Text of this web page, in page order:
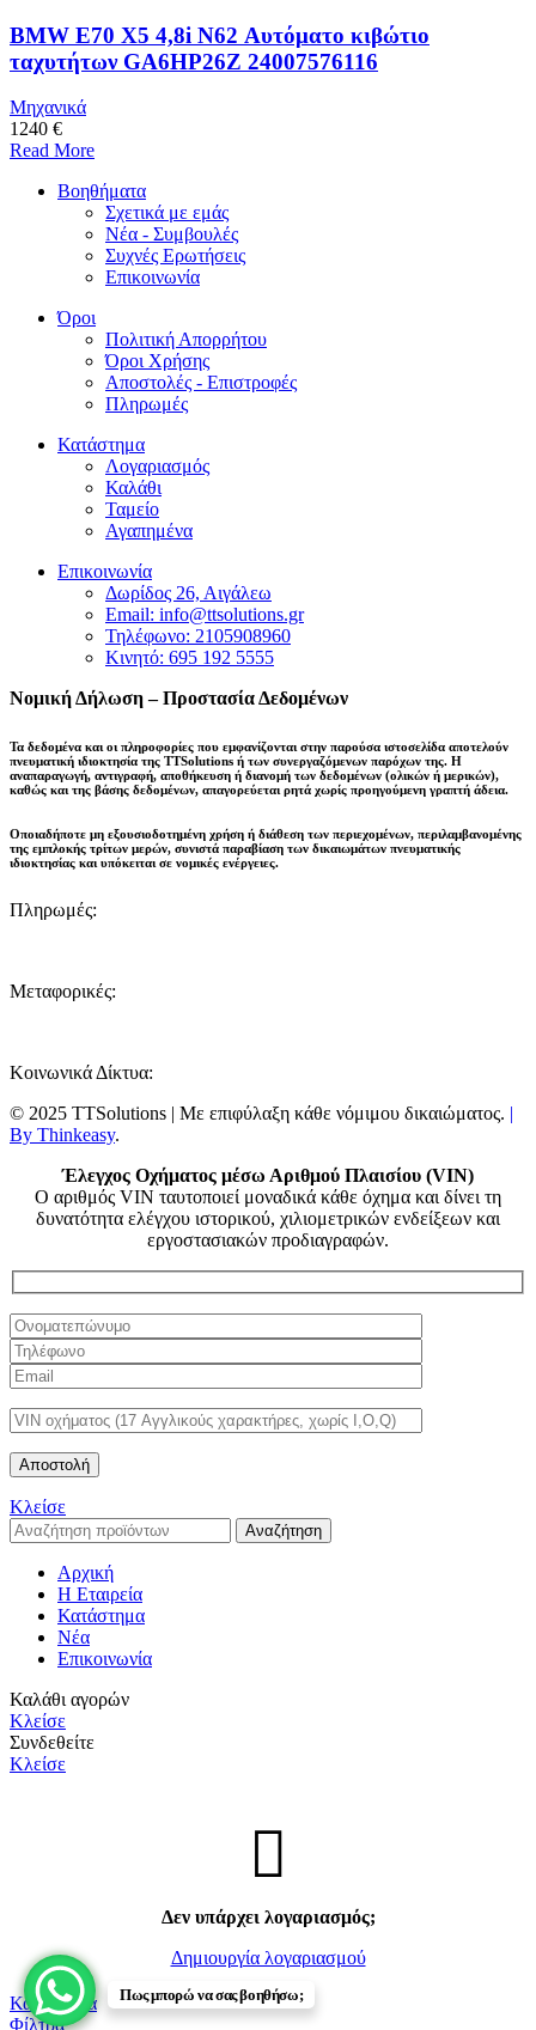
BMW E70 X5 4,8i N62 Αυτόματο κιβώτιο
ταχυτήτων GA6HP26Z 24007576116
Μηχανικά
1240 €
Read More
Βοηθήματα
Σχετικά με εμάς
Νέα - Συμβουλές
Συχνές Ερωτήσεις
Επικοινωνία
Όροι
Πολιτική Απορρήτου
Όροι Χρήσης
Αποστολές - Επιστροφές
Πληρωμές
Κατάστημα
Λογαριασμός
Καλάθι
Ταμείο
Αγαπημένα
Επικοινωνία
Δωρίδος 26, Αιγάλεω
Email: info@ttsolutions.gr
Τηλέφωνο: 2105908960
Κινητό: 695 192 5555
Νομική Δήλωση – Προστασία Δεδομένων
Τα δεδομένα και οι πληροφορίες που εμφανίζονται στην παρούσα ιστοσελίδα αποτελούν
πνευματική ιδιοκτησία της TTSolutions ή των συνεργαζόμενων παρόχων της. Η
αναπαραγωγή, αντιγραφή, αποθήκευση ή διανομή των δεδομένων (ολικών ή μερικών),
καθώς και της βάσης δεδομένων, απαγορεύεται ρητά χωρίς προηγούμενη γραπτή άδεια.
Οποιαδήποτε μη εξουσιοδοτημένη χρήση ή διάθεση των περιεχομένων, περιλαμβανομένης
της εμπλοκής τρίτων μερών, συνιστά παραβίαση των δικαιωμάτων πνευματικής
ιδιοκτησίας και υπόκειται σε νομικές ενέργειες.
Πληρωμές:
Μεταφορικές:
Κοινωνικά Δίκτυα:
© 2025 TTSolutions | Με επιφύλαξη κάθε νόμιμου δικαιώματος. |
By Thinkeasy.
Έλεγχος Οχήματος μέσω Αριθμού Πλαισίου (VIN)
Ο αριθμός VIN ταυτοποιεί μοναδικά κάθε όχημα και δίνει τη
δυνατότητα ελέγχου ιστορικού, χιλιομετρικών ενδείξεων και
εργοστασιακών προδιαγραφών.
Κλείσε
Αναζήτηση
Αρχική
Η Εταιρεία
Κατάστημα
Νέα
Επικοινωνία
Καλάθι αγορών
Κλείσε
Συνδεθείτε
Κλείσε
Δεν υπάρχει λογαριασμός;
Δημιουργία λογαριασμού
Πως μπορώ να σας βοηθήσω;
Κατάστημα
Φίλτρα